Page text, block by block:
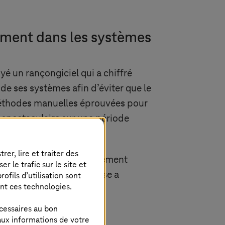
dans les systèmes
un rançongiciel qui a chiffré
ses systèmes afin d’éviter que le
manuelles éprouvées pour
sur une période
détaillant s’est également
de dollars. L’entreprise a
lire et traiter des
le trafic sur le site et
d’utilisation sont
ces technologies.
au bon
informations de votre